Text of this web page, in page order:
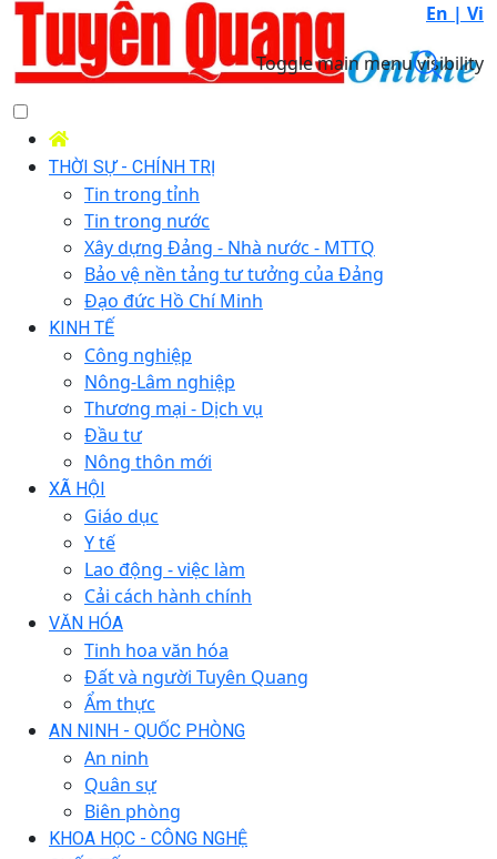
En | Vi
Toggle main menu visibility
THỜI SỰ - CHÍNH TRỊ
Tin trong tỉnh
Tin trong nước
Xây dựng Đảng - Nhà nước - MTTQ
Bảo vệ nền tảng tư tưởng của Đảng
Đạo đức Hồ Chí Minh
KINH TẾ
Công nghiệp
Nông-Lâm nghiệp
Thương mại - Dịch vụ
Đầu tư
Nông thôn mới
XÃ HỘI
Giáo dục
Y tế
Lao động - việc làm
Cải cách hành chính
VĂN HÓA
Tinh hoa văn hóa
Đất và người Tuyên Quang
Ẩm thực
AN NINH - QUỐC PHÒNG
An ninh
Quân sự
Biên phòng
KHOA HỌC - CÔNG NGHỆ